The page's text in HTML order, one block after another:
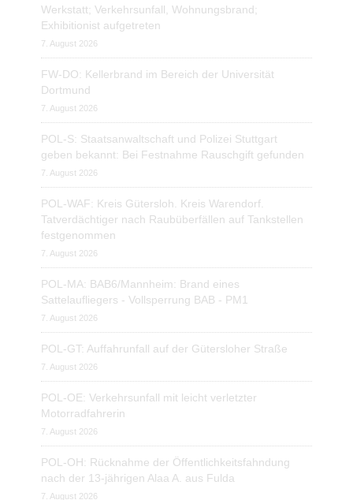
Werkstatt; Verkehrsunfall, Wohnungsbrand;
Exhibitionist aufgetreten
7. August 2026
FW-DO: Kellerbrand im Bereich der Universität
Dortmund
7. August 2026
POL-S: Staatsanwaltschaft und Polizei Stuttgart
geben bekannt: Bei Festnahme Rauschgift gefunden
7. August 2026
POL-WAF: Kreis Gütersloh. Kreis Warendorf.
Tatverdächtiger nach Raubüberfällen auf Tankstellen
festgenommen
7. August 2026
POL-MA: BAB6/Mannheim: Brand eines
Sattelaufliegers - Vollsperrung BAB - PM1
7. August 2026
POL-GT: Auffahrunfall auf der Gütersloher Straße
7. August 2026
POL-OE: Verkehrsunfall mit leicht verletzter
Motorradfahrerin
7. August 2026
POL-OH: Rücknahme der Öffentlichkeitsfahndung
nach der 13-jährigen Alaa A. aus Fulda
7. August 2026